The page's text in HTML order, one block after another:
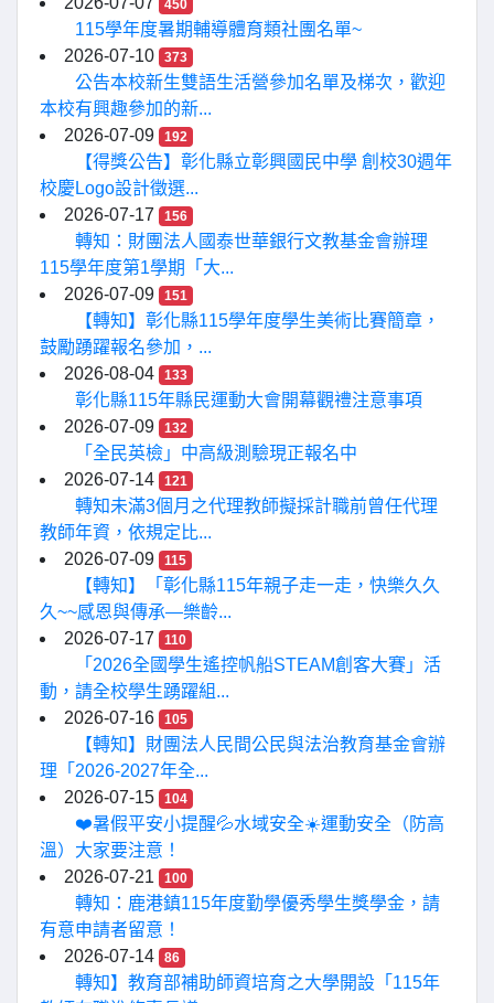
450
115學年度暑期輔導體育類社團名單~
2026-07-10
373
公告本校新生雙語生活營參加名單及梯次，歡迎
本校有興趣參加的新...
2026-07-09
192
【得獎公告】彰化縣立彰興國民中學 創校30週年
校慶Logo設計徵選...
2026-07-17
156
轉知：財團法人國泰世華銀行文教基金會辦理
115學年度第1學期「大...
2026-07-09
151
【轉知】彰化縣115學年度學生美術比賽簡章，
鼓勵踴躍報名參加，...
2026-08-04
133
彰化縣115年縣民運動大會開幕觀禮注意事項
2026-07-09
132
「全民英檢」中高級測驗現正報名中
2026-07-14
121
轉知未滿3個月之代理教師擬採計職前曾任代理
教師年資，依規定比...
2026-07-09
115
【轉知】「彰化縣115年親子走一走，快樂久久
久~~感恩與傳承—樂齡...
2026-07-17
110
「2026全國學生遙控帆船STEAM創客大賽」活
動，請全校學生踴躍組...
2026-07-16
105
【轉知】財團法人民間公民與法治教育基金會辦
理「2026-2027年全...
2026-07-15
104
❤️暑假平安小提醒💦水域安全☀️運動安全（防高
溫）大家要注意！
2026-07-21
100
轉知：鹿港鎮115年度勤學優秀學生獎學金，請
有意申請者留意！
2026-07-14
86
轉知】教育部補助師資培育之大學開設「115年